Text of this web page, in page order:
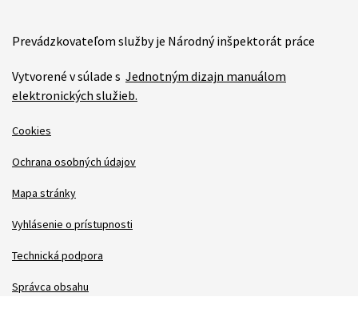
Prevádzkovateľom služby je Národný inšpektorát práce
Vytvorené v súlade s Jednotným dizajn manuálom
elektronických služieb.
Cookies
Ochrana osobných údajov
Mapa stránky
Vyhlásenie o prístupnosti
Technická podpora
Správca obsahu